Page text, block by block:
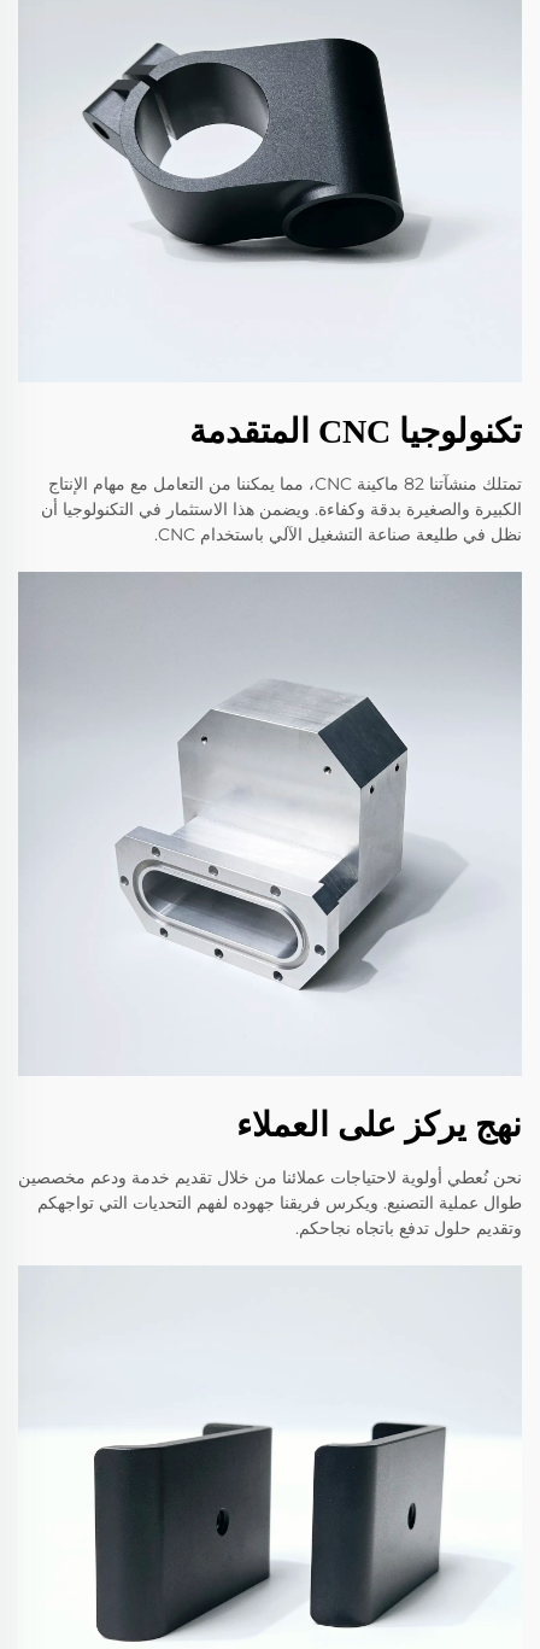
تكنولوجيا CNC المتقدمة
تمتلك منشآتنا 82 ماكينة CNC، مما يمكننا من التعامل مع مهام الإنتاج
الكبيرة والصغيرة بدقة وكفاءة. ويضمن هذا الاستثمار في التكنولوجيا أن
نظل في طليعة صناعة التشغيل الآلي باستخدام CNC.
نهج يركز على العملاء
نحن نُعطي أولوية لاحتياجات عملائنا من خلال تقديم خدمة ودعم مخصصين
طوال عملية التصنيع. ويكرس فريقنا جهوده لفهم التحديات التي تواجهكم
وتقديم حلول تدفع باتجاه نجاحكم.